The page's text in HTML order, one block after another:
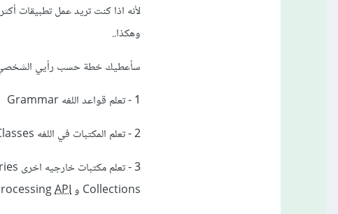
وهكذا..
سأعطيك خطة حسب رأيي
1 - تعلم قواعد اللغه Grammar
2 - تعلم المكتبات في اللغه Foundations Classes
Collections و String Processing
API